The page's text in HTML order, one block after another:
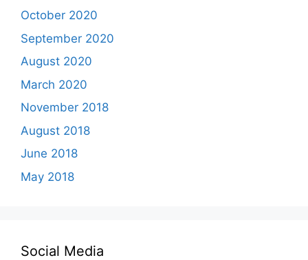
October 2020
September 2020
August 2020
March 2020
November 2018
August 2018
June 2018
May 2018
Social Media